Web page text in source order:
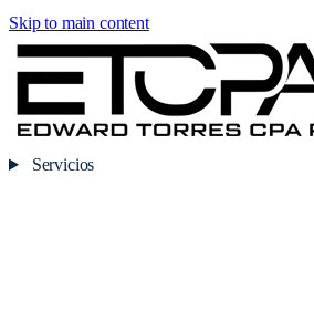
Skip to main content
Servicios